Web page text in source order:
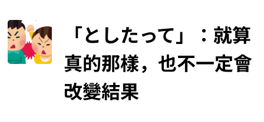
「としたって」：就算
真的那樣，也不一定會
改變結果